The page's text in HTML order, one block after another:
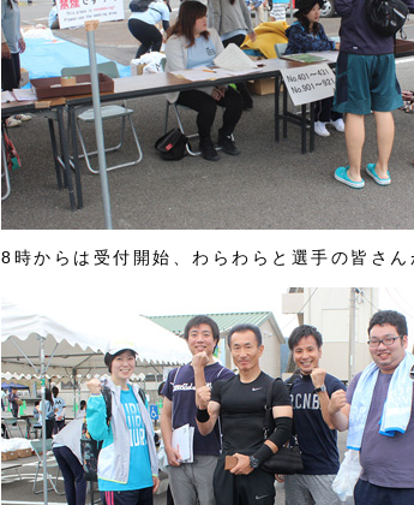
8時からは受付開始、わらわらと選手の皆さん